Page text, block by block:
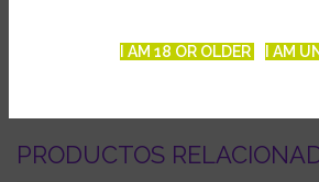
I AM 18 OR OLDER I AM
INFORMACIÓN ADICIONAL
PRODUCTOS